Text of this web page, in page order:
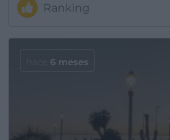
Ranking
6 meses